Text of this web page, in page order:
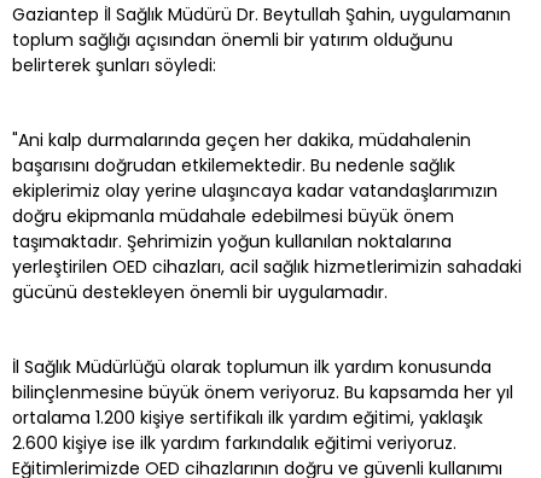
Gaziantep İl Sağlık Müdürü Dr. Beytullah Şahin, uygulamanın
toplum sağlığı açısından önemli bir yatırım olduğunu
belirterek şunları söyledi:
"Ani kalp durmalarında geçen her dakika, müdahalenin
başarısını doğrudan etkilemektedir. Bu nedenle sağlık
ekiplerimiz olay yerine ulaşıncaya kadar vatandaşlarımızın
doğru ekipmanla müdahale edebilmesi büyük önem
taşımaktadır. Şehrimizin yoğun kullanılan noktalarına
yerleştirilen OED cihazları, acil sağlık hizmetlerimizin sahadaki
gücünü destekleyen önemli bir uygulamadır.
İl Sağlık Müdürlüğü olarak toplumun ilk yardım konusunda
bilinçlenmesine büyük önem veriyoruz. Bu kapsamda her yıl
ortalama 1.200 kişiye sertifikalı ilk yardım eğitimi, yaklaşık
2.600 kişiye ise ilk yardım farkındalık eğitimi veriyoruz.
Eğitimlerimizde OED cihazlarının doğru ve güvenli kullanımı